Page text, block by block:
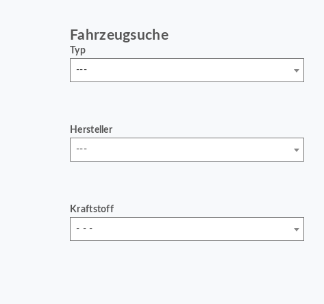
Fahrzeugsuche
Typ
---
Hersteller
---
Kraftstoff
- - -